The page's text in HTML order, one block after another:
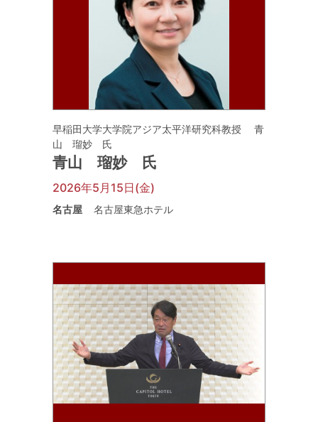
早稲田大学大学院アジア太平洋研究科教授 青
山 瑠妙 氏
青山 瑠妙 氏
2026年5月15日(金)
名古屋 名古屋東急ホテル